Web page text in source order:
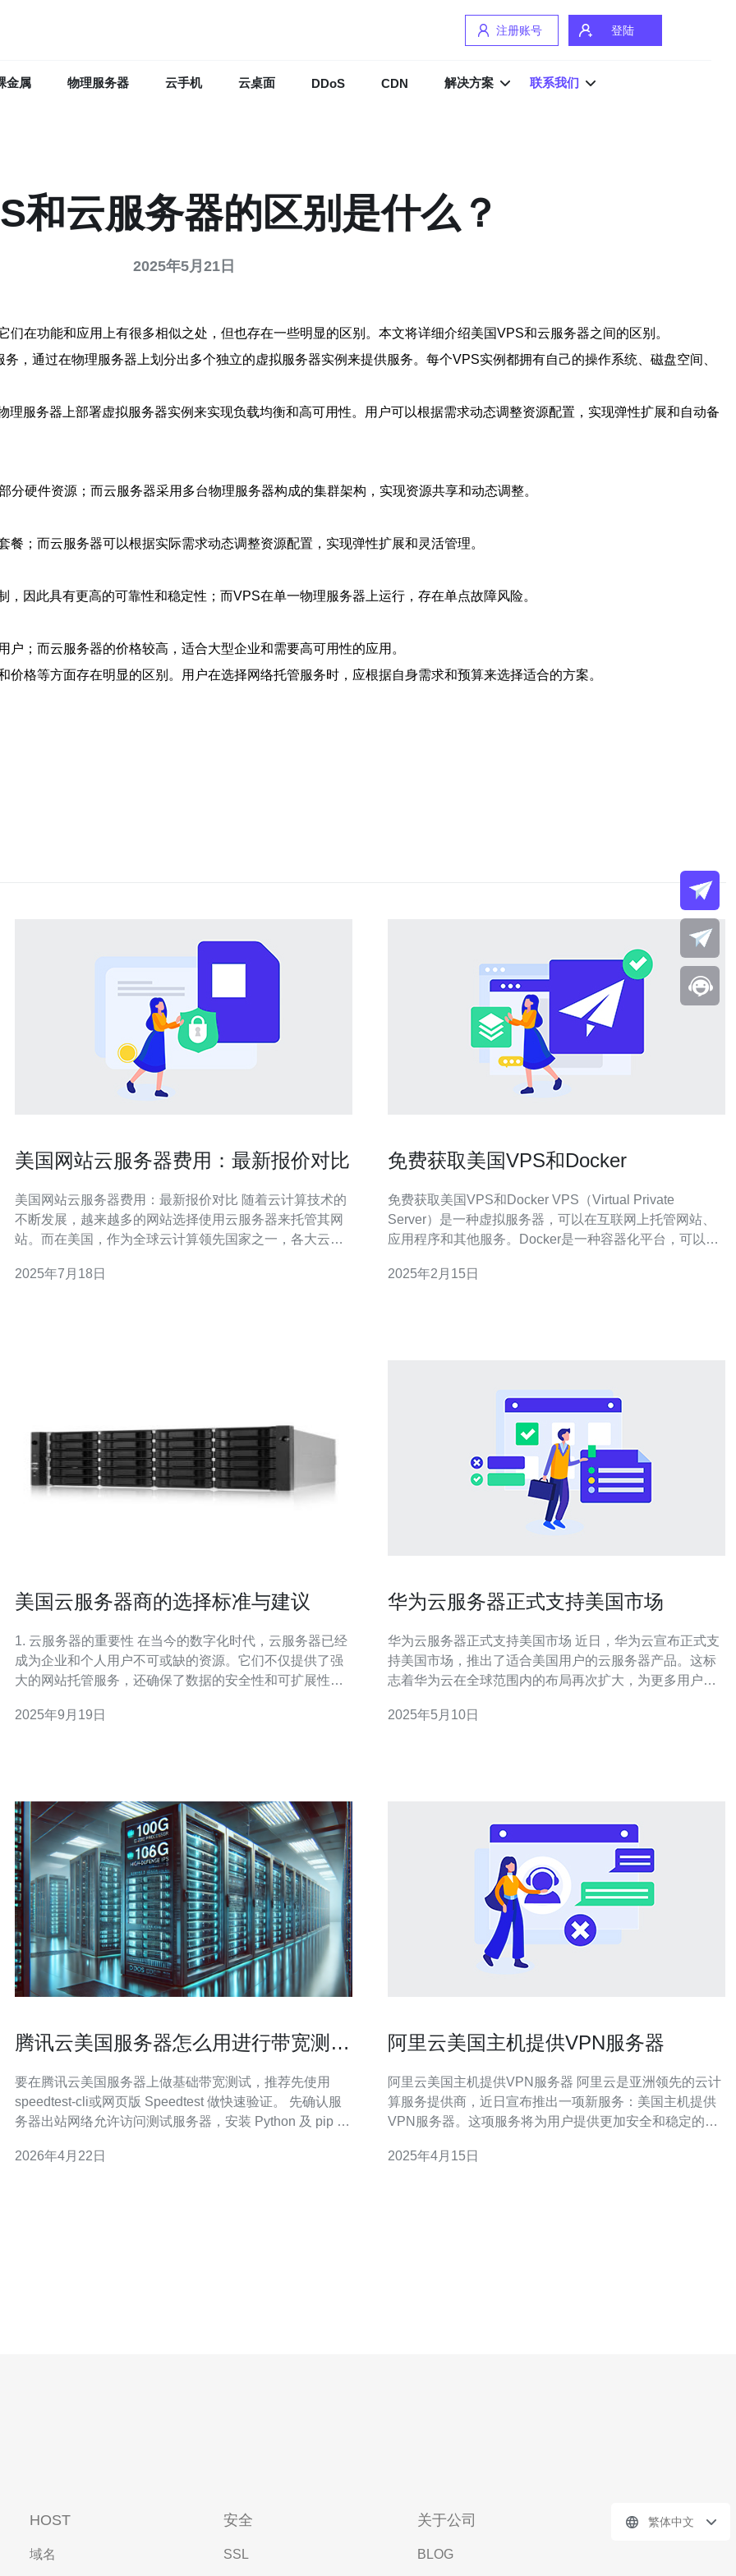
注册账号 登陆
金属 物理服务器 云手机 云桌面 DDoS CDN 解决方案 联系我们
和云服务器的区别是什么？
2025年5月21日
在功能和应用上有很多相似之处，但也存在一些明显的区别。本文将详细介绍美国VPS和云服务器之间的区别。
，通过在物理服务器上划分出多个独立的虚拟服务器实例来提供服务。每个VPS实例都拥有自己的操作系统、磁盘空间、
服务器上部署虚拟服务器实例来实现负载均衡和高可用性。用户可以根据需求动态调整资源配置，实现弹性扩展和自动备
硬件资源；而云服务器采用多台物理服务器构成的集群架构，实现资源共享和动态调整。
；而云服务器可以根据实际需求动态调整资源配置，实现弹性扩展和灵活管理。
因此具有更高的可靠性和稳定性；而VPS在单一物理服务器上运行，存在单点故障风险。
；而云服务器的价格较高，适合大型企业和需要高可用性的应用。
格等方面存在明显的区别。用户在选择网络托管服务时，应根据自身需求和预算来选择适合的方案。
美国网站云服务器费用：最新报价对比
美国网站云服务器费用：最新报价对比 随着云计算技术的
不断发展，越来越多的网站选择使用云服务器来托管其网
站。而在美国，作为全球云计算领先国家之一，各大云服
国各大云服务器提供商的最新报价进行对比分析，帮助您
2025年7月18日
免费获取美国VPS和Docker
免费获取美国VPS和Docker VPS（Virtual Private
Server）是一种虚拟服务器，可以在互联网上托管网站、
应用程序和其他服务。Docker是一种容器化平台，可以简
先进的国家之一，拥有丰富的云计算资源和先进的
2025年2月15日
美国云服务器商的选择标准与建议
1. 云服务器的重要性 在当今的数字化时代，云服务器已经
成为企业和个人用户不可或缺的资源。它们不仅提供了强
大的网站托管服务，还确保了数据的安全性和可扩展性。
性，从而改善用户体验。根据统计，约有70%的企业在过
2025年9月19日
华为云服务器正式支持美国市场
华为云服务器正式支持美国市场 近日，华为云宣布正式支
持美国市场，推出了适合美国用户的云服务器产品。这标
志着华为云在全球范围内的布局再次扩大，为更多用户提
服务的核心产品之一，为用户提供弹性计算、存储、网络
2025年5月10日
腾讯云美国服务器怎么用进行带宽测试
要在腾讯云美国服务器上做基础带宽测试，推荐先使用
speedtest-cli或网页版 Speedtest 做快速验证。 先确认服
务器出站网络允许访问测试服务器，安装 Python 及 pip 后
例：pip install speedtest-cli，然后运行 speedtest-
2026年4月22日
阿里云美国主机提供VPN服务器
阿里云美国主机提供VPN服务器 阿里云是亚洲领先的云计
算服务提供商，近日宣布推出一项新服务：美国主机提供
VPN服务器。这项服务将为用户提供更加安全和稳定的网
VPN（Virtual Private Network，
2025年4月15日
HOST
域名
安全
SSL
关于公司
BLOG
繁体中文